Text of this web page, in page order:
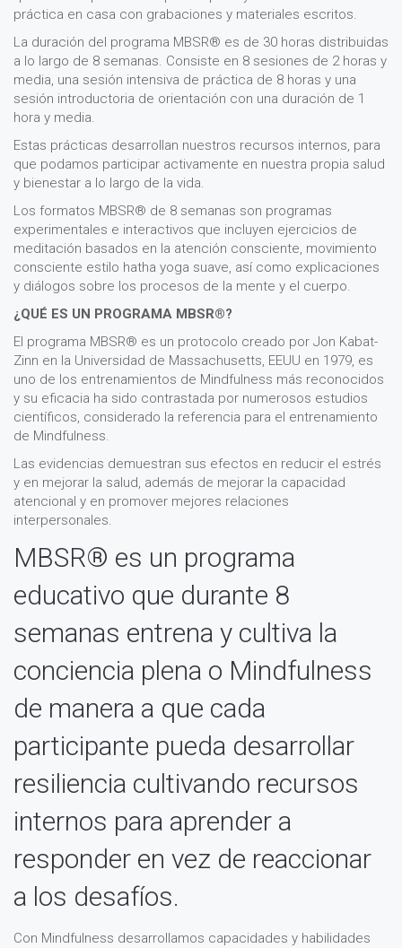
práctica en casa con grabaciones y materiales escritos.
La duración del programa MBSR® es de 30 horas distribuidas
a lo largo de 8 semanas. Consiste en 8 sesiones de 2 horas y
media, una sesión intensiva de práctica de 8 horas y una
sesión introductoria de orientación con una duración de 1
hora y media.
Estas prácticas desarrollan nuestros recursos internos, para
que podamos participar activamente en nuestra propia salud
y bienestar a lo largo de la vida.
Los formatos MBSR® de 8 semanas son programas
experimentales e interactivos que incluyen ejercicios de
meditación basados en la atención consciente, movimiento
consciente estilo hatha yoga suave, así como explicaciones
y diálogos sobre los procesos de la mente y el cuerpo.
¿QUÉ ES UN PROGRAMA MBSR®?
El programa MBSR® es un protocolo creado por Jon Kabat-
Zinn en la Universidad de Massachusetts, EEUU en 1979, es
uno de los entrenamientos de Mindfulness más reconocidos
y su eficacia ha sido contrastada por numerosos estudios
científicos, considerado la referencia para el entrenamiento
de Mindfulness.
Las evidencias demuestran sus efectos en reducir el estrés
y en mejorar la salud, además de mejorar la capacidad
atencional y en promover mejores relaciones
interpersonales.
MBSR® es un programa
educativo que durante 8
semanas entrena y cultiva la
conciencia plena o Mindfulness
de manera a que cada
participante pueda desarrollar
resiliencia cultivando recursos
internos para aprender a
responder en vez de reaccionar
a los desafíos.
Con Mindfulness desarrollamos capacidades y habilidades